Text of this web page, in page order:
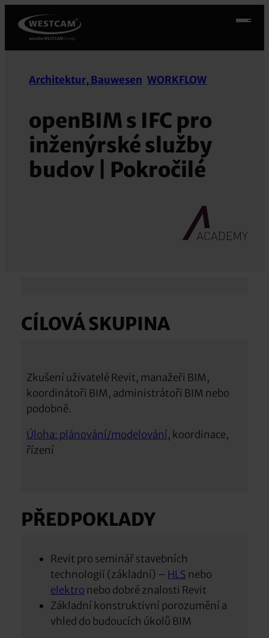
Přeskočit
obsah
Architektur, Bauwesen , WORKFLOW
openBIM s IFC pro
inženýrské služby
budov | Pokročilé
CÍLOVÁ SKUPINA
Zkušení uživatelé Revit, manažeři BIM,
koordinátoři BIM, administrátoři BIM nebo
podobně.
Úloha: plánování/modelování, koordinace,
řízení
PŘEDPOKLADY
Revit pro seminář stavebních
technologií (základní) – HLS nebo
elektro nebo dobré znalosti Revit
Základní konstruktivní porozumění a
vhled do budoucích úkolů BIM